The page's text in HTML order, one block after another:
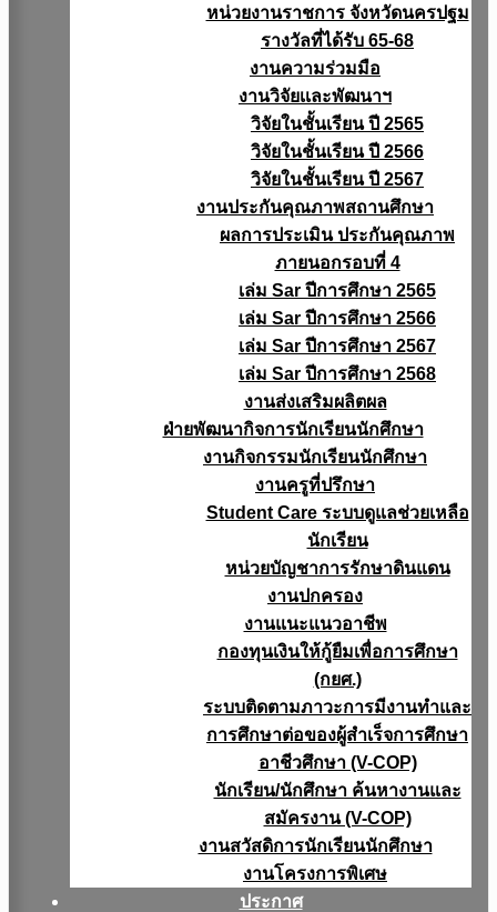
หน่วยงานราชการ จังหวัดนครปฐม
รางวัลที่ได้รับ 65-68
งานความร่วมมือ
งานวิจัยเเละพัฒนาฯ
วิจัยในชั้นเรียน ปี 2565
วิจัยในชั้นเรียน ปี 2566
วิจัยในชั้นเรียน ปี 2567
งานประกันคุณภาพสถานศึกษา
ผลการประเมิน ประกันคุณภาพ
ภายนอกรอบที่ 4
เล่ม Sar ปีการศึกษา 2565
เล่ม Sar ปีการศึกษา 2566
เล่ม Sar ปีการศึกษา 2567
เล่ม Sar ปีการศึกษา 2568
งานส่งเสริมผลิตผล
ฝ่ายพัฒนากิจการนักเรียนนักศึกษา
งานกิจกรรมนักเรียนนักศึกษา
งานครูที่ปรึกษา
Student Care ระบบดูแลช่วยเหลือ
นักเรียน
หน่วยบัญชาการรักษาดินแดน
งานปกครอง
งานแนะแนวอาชีพ
กองทุนเงินให้กู้ยืมเพื่อการศึกษา
(กยศ.)
ระบบติดตามภาวะการมีงานทำและ
การศึกษาต่อของผู้สำเร็จการศึกษา
อาชีวศึกษา (V-COP)
นักเรียน/นักศึกษา ค้นหางานและ
สมัครงาน (V-COP)
งานสวัสดิการนักเรียนนักศึกษา
งานโครงการพิเศษ
ประกาศ